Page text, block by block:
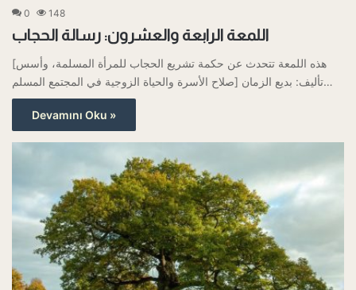
0 148
اللمعة الرابعة والعشرون: رسالة الحجاب
[هذه اللمعة تتحدث عن حكمة تشريع الحجاب للمرأة المسلمة، وأسس
صلاح الأسرة والحياة الزوجية في المجتمع المسلم] تأليف: بديع الزمان…
Devamını Oku »